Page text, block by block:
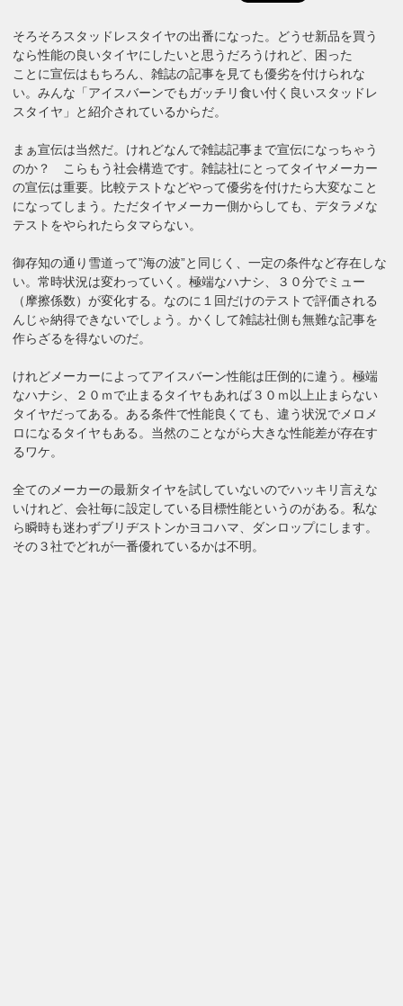
そろそろスタッドレスタイヤの出番になった。どうせ新品を買う
なら性能の良いタイヤにしたいと思うだろうけれど、困った
ことに宣伝はもちろん、雑誌の記事を見ても優劣を付けられな
い。みんな「アイスバーンでもガッチリ食い付く良いスタッドレ
スタイヤ」と紹介されているからだ。
まぁ宣伝は当然だ。けれどなんで雑誌記事まで宣伝になっちゃう
のか？ こらもう社会構造です。雑誌社にとってタイヤメーカー
の宣伝は重要。比較テストなどやって優劣を付けたら大変なこと
になってしまう。ただタイヤメーカー側からしても、デタラメな
テストをやられたらタマらない。
御存知の通り雪道って”海の波”と同じく、一定の条件など存在しな
い。常時状況は変わっていく。極端なハナシ、３０分でミュー
（摩擦係数）が変化する。なのに１回だけのテストで評価される
んじゃ納得できないでしょう。かくして雑誌社側も無難な記事を
作らざるを得ないのだ。
けれどメーカーによってアイスバーン性能は圧倒的に違う。極端
なハナシ、２０ｍで止まるタイヤもあれば３０ｍ以上止まらない
タイヤだってある。ある条件で性能良くても、違う状況でメロメ
ロになるタイヤもある。当然のことながら大きな性能差が存在す
るワケ。
全てのメーカーの最新タイヤを試していないのでハッキリ言えな
いけれど、会社毎に設定している目標性能というのがある。私な
ら瞬時も迷わずブリヂストンかヨコハマ、ダンロップにします。
その３社でどれが一番優れているかは不明。